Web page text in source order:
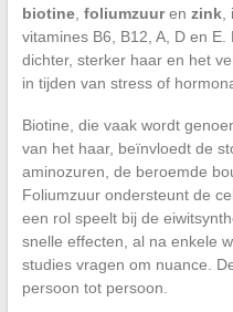
biotine, foliumzuuren zink,
vitamines B6, B12, A, D en
dichter, sterker haar en het
in tijden van stress of
Biotine, die vaak wordt
van het haar, beïnvloedt de
aminozuren, de beroemde
Foliumzuur ondersteunt de
een rol speelt bij de
snelle effecten, al na enkele
studies vragen om nuance.
persoon tot persoon.